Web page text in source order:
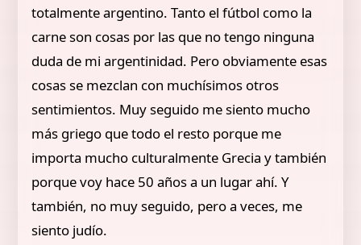
totalmente argentino. Tanto el fútbol como la
carne son cosas por las que no tengo ninguna
duda de mi argentinidad. Pero obviamente esas
cosas se mezclan con muchísimos otros
sentimientos. Muy seguido me siento mucho
más griego que todo el resto porque me
importa mucho culturalmente Grecia y también
porque voy hace 50 años a un lugar ahí. Y
también, no muy seguido, pero a veces, me
siento judío.